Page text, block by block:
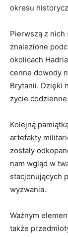
okresu
Pierwszą z nich
znalezione
okolicach⁢
cenne ‌dowody
Brytanii. Dzięki
⁣życie
Kolejną
artefakty
zostały
nam wgląd w
‌stacjonujących
wyzwania.
Ważnym
także